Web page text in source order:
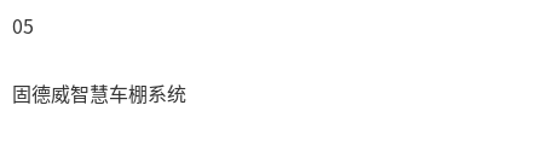
05
固德威智慧车棚系统